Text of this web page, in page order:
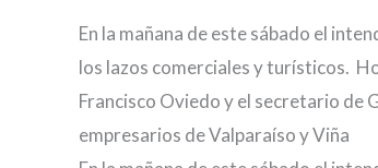
En la mañana de este sábado el
los lazos comerciales y turísticos.
Francisco Oviedo y el secretario de
empresarios de Valparaíso y Viña